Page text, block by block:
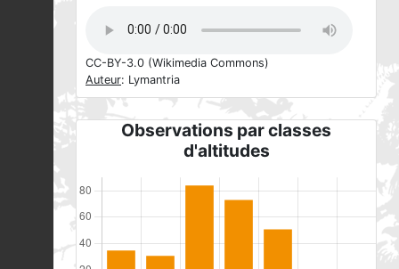
CC-BY-3.0 (Wikimedia Commons)
Auteur: Lymantria
Observations par classes
d'altitudes